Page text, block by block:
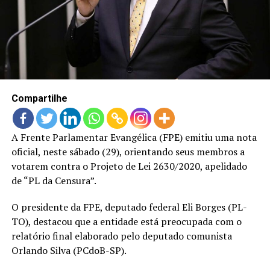
LANÇAMENTOS
Compartilhe
A Frente Parlamentar Evangélica (FPE) emitiu uma nota
oficial, neste sábado (29), orientando seus membros a
votarem contra o Projeto de Lei 2630/2020, apelidado
de “PL da Censura”.
O presidente da FPE, deputado federal Eli Borges (PL-
TO), destacou que a entidade está preocupada com o
relatório final elaborado pelo deputado comunista
Orlando Silva (PCdoB-SP).